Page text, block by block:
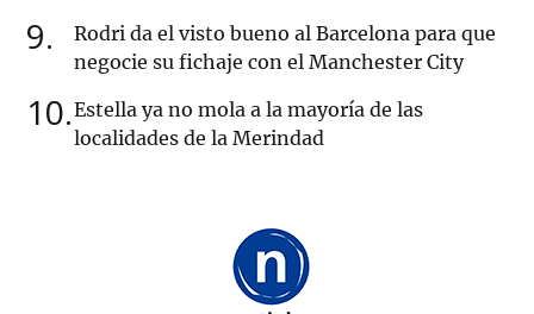
9
Rodri da el visto bueno al Barcelona para que
negocie su fichaje con el Manchester City
10 Estella ya no mola a la mayoría de las
localidades de la Merindad